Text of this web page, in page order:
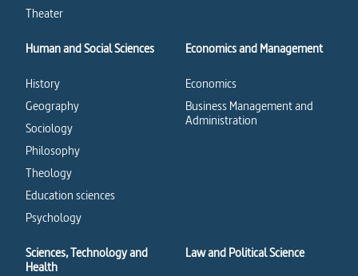
Theater
Human and Social Sciences
History
Geography
Sociology
Philosophy
Theology
Education sciences
Psychology
Economics and Management
Economics
Business Management and
Administration
Sciences, Technology and
Health
Law and Political Science